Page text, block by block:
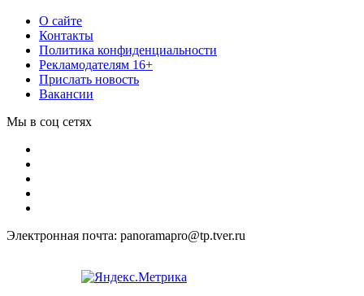
О сайте
Контакты
Политика конфиденциальности
Рекламодателям 16+
Прислать новость
Вакансии
Мы в соц сетях
Электронная почта: panoramapro@tp.tver.ru